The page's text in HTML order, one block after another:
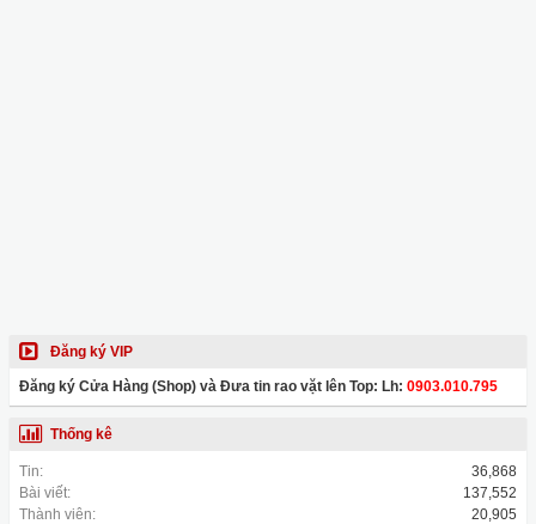
Đăng ký VIP
Đăng ký Cửa Hàng (Shop) và Đưa tin rao vặt lên Top: Lh: 0903.010.795
Thống kê
Tin:
36,868
Bài viết:
137,552
Thành viên:
20,905